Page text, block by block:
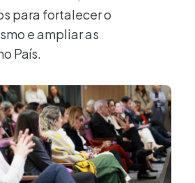
para fortalecer o
e ampliar as
País.